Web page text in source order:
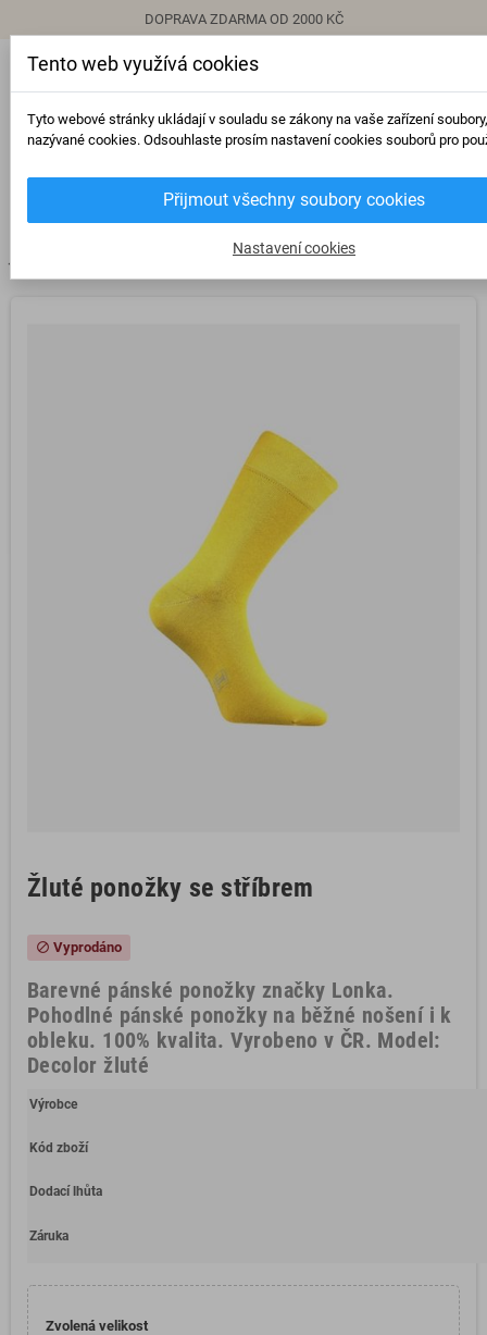
DOPRAVA ZDARMA OD 2000 KČ
search
Žluté ponožky se stříbrem
block Vyprodáno
Barevné pánské ponožky značky Lonka.
Pohodlné pánské ponožky na běžné nošení i k
obleku. 100% kvalita. Vyrobeno v ČR. Model:
Decolor žluté
Výrobce
Kód zboží
Dodací lhůta
Záruka
Zvolená velikost
Tento web využívá cookies
Tyto webové stránky ukládají v souladu se zákony na vaše zařízení
nazývané cookies. Odsouhlaste prosím nastavení cookies souborů pro
Přijmout všechny soubory cookies
Nastavení cookies